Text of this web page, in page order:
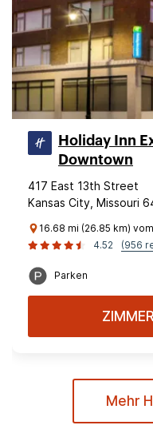
Holiday Inn
Downtown
417 East 13th Street
Kansas City, Missouri
16.68 mi (26.85 km)
4.52
(956
Parken
Mehr